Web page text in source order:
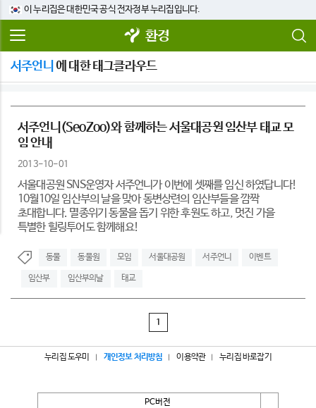
이 누리집은 대한민국 공식 전자정부 누리집입니다.
환경
서주언니 에 대한 태그클라우드
서주언니(SeoZoo)와 함께하는 서울대공원 임산부 태교 모
임 안내
2013-10-01
서울대공원 SNS운영자 서주언니가 이번에 셋째를 임신 하였답니다!
10월10일 임산부의 날을 맞아 동변상련의 임산부들을 깜짝
초대합니다. 멸종위기 동물을 돕기 위한 후원도 하고, 멋진 가을
특별한 힐링투어도 함께해요!
동물 동물원 모임 서울대공원 서주언니 이벤트
임산부 임산부의날 태교
1
누리집 도우미 개인정보 처리방침 이용약관 누리집 바로잡기
PC버전